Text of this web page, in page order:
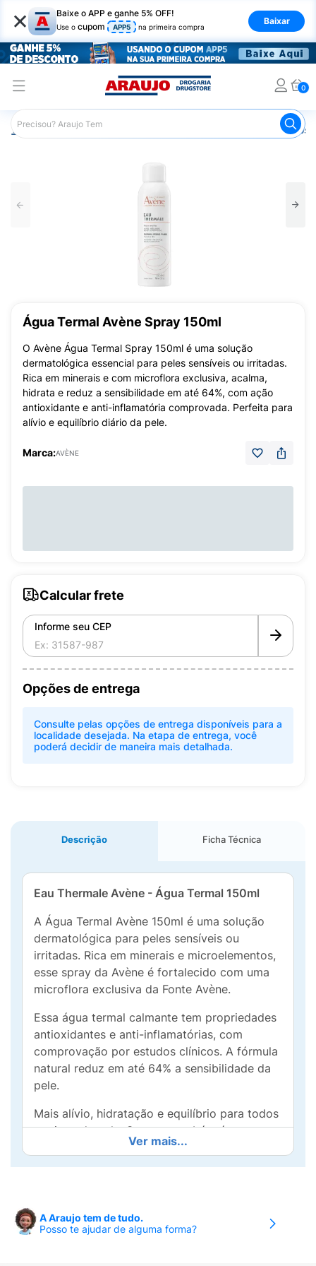
× Baixe o APP e ganhe 5% OFF!
Use o cupom APP5 na primeira compra
Baixar
0
Araujo Dermocosméticos Dermocosméticos para o
Água Termal Avène Spray 150ml
O Avène Água Termal Spray 150ml é uma solução
dermatológica essencial para peles sensíveis ou irritadas.
Rica em minerais e com microflora exclusiva, acalma,
hidrata e reduz a sensibilidade em até 64%, com ação
antioxidante e anti-inflamatória comprovada. Perfeita para
alívio e equilíbrio diário da pele.
Marca:AVÈNE
Calcular frete
Informe seu CEP
Opções de entrega
Consulte pelas opções de entrega disponíveis para a
localidade desejada. Na etapa de entrega, você
poderá decidir de maneira mais detalhada.
Descrição Ficha Técnica
Eau Thermale Avène - Água Termal 150ml
A Água Termal Avène 150ml é uma solução
dermatológica para peles sensíveis ou
irritadas. Rica em minerais e microelementos,
esse spray da Avène é fortalecido com uma
microflora exclusiva da Fonte Avène.
Essa água termal calmante tem propriedades
antioxidantes e anti-inflamatórias, com
comprovação por estudos clínicos. A fórmula
natural reduz em até 64% a sensibilidade da
pele.
Mais alívio, hidratação e equilíbrio para todos
os tipos de pele. Seu uso também é
recomendado após procedimentos, quando
houver exposição ao sol ou após barbear.
ajudando a eliminar impurezas residuais. Caso
seja aplicado antes dos cuidados com a pele,
Ver mais...
A Araujo tem de tudo.
Posso te ajudar de alguma forma?